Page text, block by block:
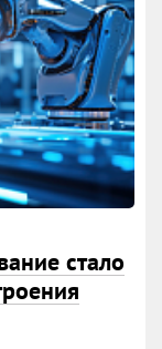
стало